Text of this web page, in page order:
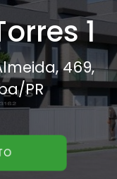
1
469,
/PR